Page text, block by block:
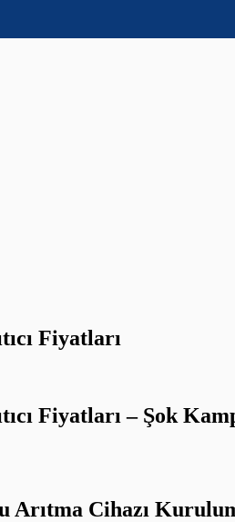
Fiyatları
Fiyatları – Şok
Arıtma Cihazı